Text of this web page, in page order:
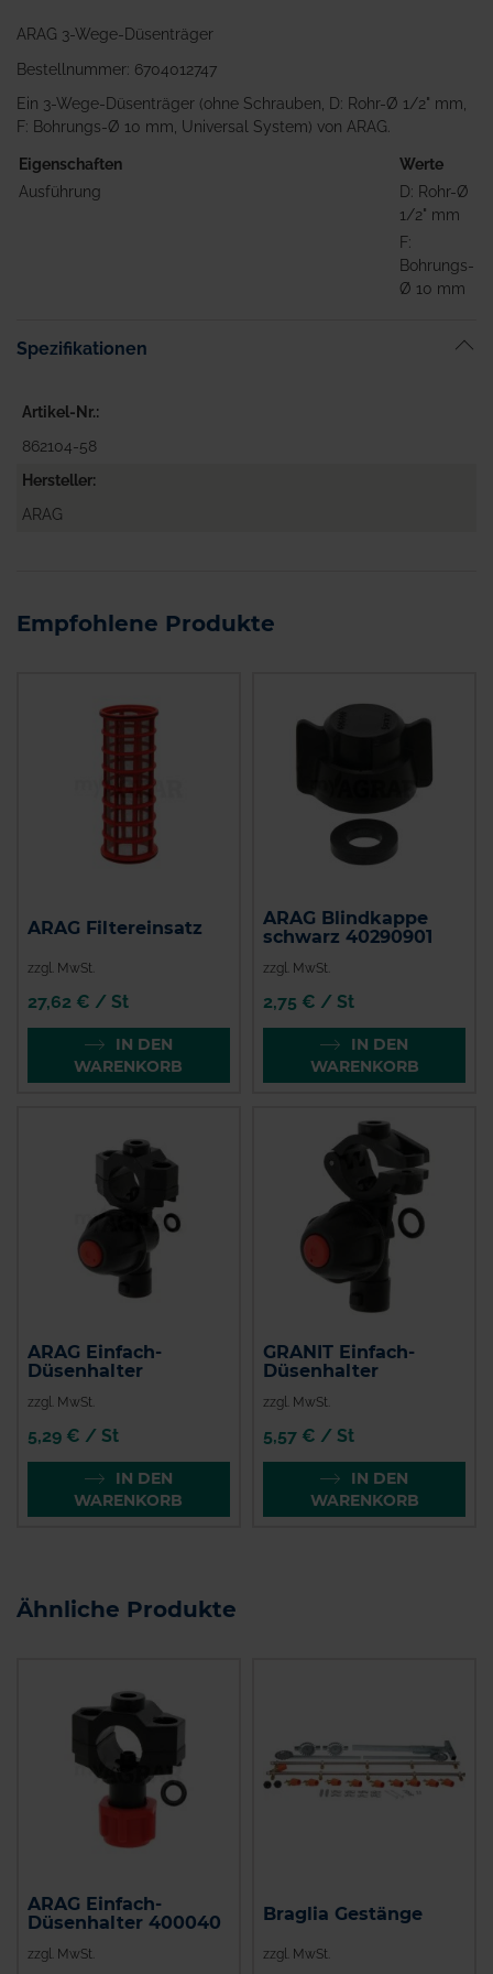
ARAG 3-Wege-Düsenträger
Bestellnummer: 6704012747
Ein 3-Wege-Düsenträger (ohne Schrauben, D: Rohr-Ø 1/2" mm,
F: Bohrungs-Ø 10 mm, Universal System) von ARAG.
Eigenschaften
Werte
Ausführung
D: Rohr-Ø
1/2" mm
F:
Bohrungs-
Ø 10 mm
Spezifikationen
Artikel-Nr.
862104-58
Hersteller
ARAG
Empfohlene Produkte
ARAG Filtereinsatz
zzgl. MwSt.
27,62 € / St
IN DEN
WARENKORB
ARAG Blindkappe
schwarz 40290901
zzgl. MwSt.
2,75 € / St
IN DEN
WARENKORB
ARAG Einfach-
Düsenhalter
zzgl. MwSt.
5,29 € / St
IN DEN
WARENKORB
GRANIT Einfach-
Düsenhalter
zzgl. MwSt.
5,57 € / St
IN DEN
WARENKORB
Ähnliche Produkte
ARAG Einfach-
Düsenhalter 400040
zzgl. MwSt.
Braglia Gestänge
zzgl. MwSt.